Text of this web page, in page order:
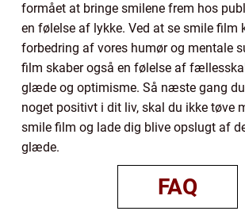
formået at bringe smilene frem hos
en følelse af lykke. Ved at se smile film
forbedring af vores humør og mentale
film skaber også en følelse af
glæde og optimisme. Så næste gang
noget positivt i dit liv, skal du ikke tøve
smile film og lade dig blive opslugt af
glæde.
FAQ